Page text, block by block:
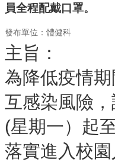
學
訊
息
識
小
學
組
員全程配戴口罩。
發布單位：體健科
主旨：
為降低疫情
互感染風險
(星期一）起
落實進入校